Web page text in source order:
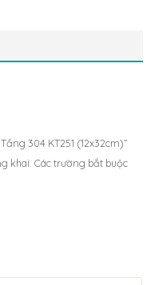
304 KT251 (12x32cm)”
khai. Các trường bắt buộc